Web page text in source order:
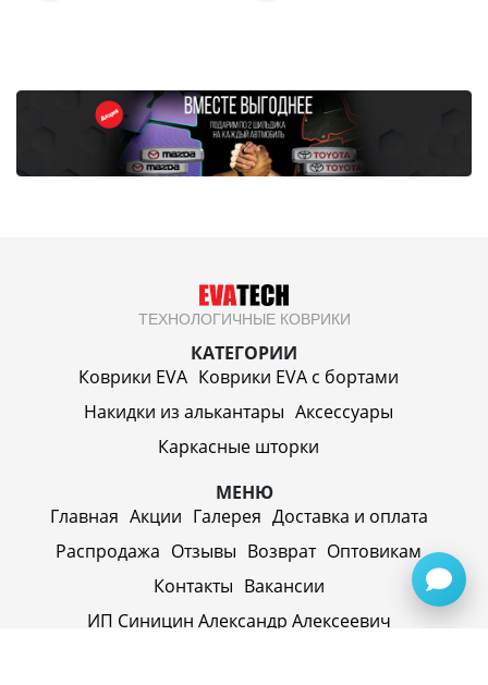
ТЕХНОЛОГИЧНЫЕ КОВРИКИ
КАТЕГОРИИ
Коврики EVA Коврики EVA c бортами
Накидки из алькантары Аксессуары
Каркасные шторки
МЕНЮ
Главная Акции Галерея Доставка и оплата
Распродажа Отзывы Возврат Оптовикам
Контакты Вакансии
ИП Синицин Александр Алексеевич